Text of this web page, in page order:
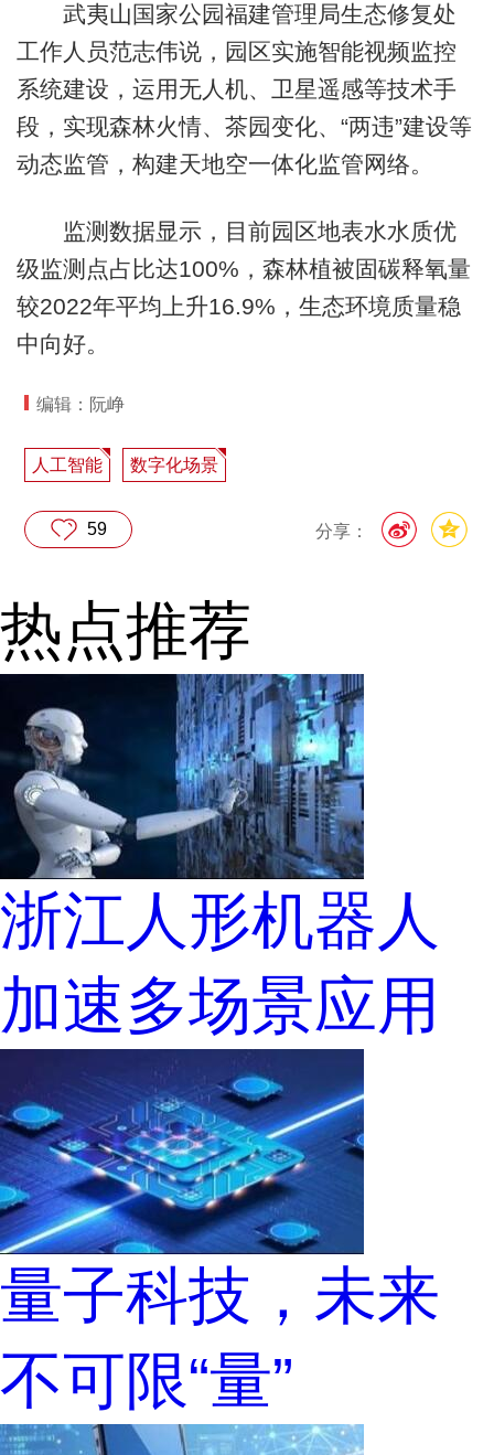
武夷山国家公园福建管理局生态修复处
工作人员范志伟说，园区实施智能视频监控
系统建设，运用无人机、卫星遥感等技术手
段，实现森林火情、茶园变化、“两违”建设等
动态监管，构建天地空一体化监管网络。
监测数据显示，目前园区地表水水质优
级监测点占比达100%，森林植被固碳释氧量
较2022年平均上升16.9%，生态环境质量稳
中向好。
编辑：阮峥
人工智能 数字化场景
分享：
59
热点推荐
浙江人形机器人
加速多场景应用
量子科技，未来
不可限“量”